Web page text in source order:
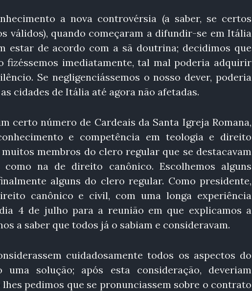
a nova controvérsia (a saber, se certos
válidos), quando começaram a difundir-se em Itália
estar de acordo com a sã doutrina; decidimos que
fizéssemos imediatamente, tal mal poderia adquirir
Se negligenciássemos o nosso dever, poderia
cidades de Itália até agora não afetadas.
certo número de Cardeais da Santa Igreja Romana,
e competência em teologia e direito
membros do clero regular que se destacavam
na de direito canônico. Escolhemos alguns
alguns do clero regular. Como presidente,
canônico e civil, com uma longa experiência
4 de julho para a reunião em que explicamos a
a saber que todos já o sabiam e consideravam.
cuidadosamente todos os aspectos do
uma solução; após esta consideração, deveriam
pedimos que se pronunciassem sobre o contrato